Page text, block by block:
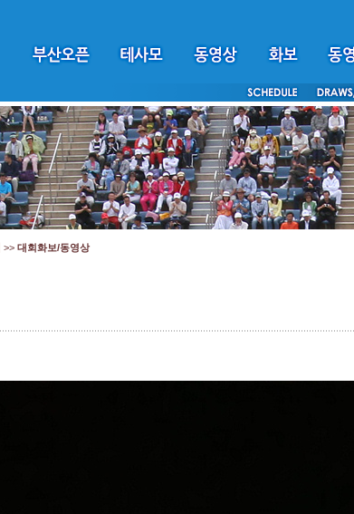
>> 대회화보/동영상